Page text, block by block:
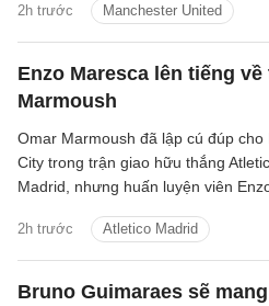
2h trước Manchester United
cho sân Old Trafford.
Enzo Maresca lên tiếng
Marmoush
2h trước Atletico Madrid
Omar Marmoush đã lập cú đúp cho
City trong trận giao hữu thắng
Madrid, nhưng huấn luyện viên
anh.
Bruno Guimaraes sẽ